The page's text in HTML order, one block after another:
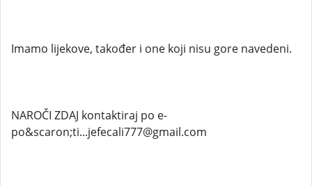
Imamo lijekove, također i one koji nisu gore navedeni.
NAROČI ZDAJ kontaktiraj po e-
po&scaron;ti...jefecali777@gmail.com